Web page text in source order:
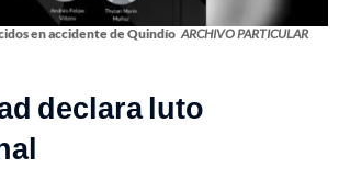
en accidente de Quindío ARCHIVO PARTICULAR
declara luto